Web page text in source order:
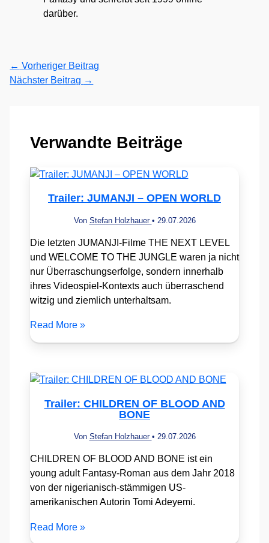
darüber.
← Vorheriger Beitrag
Nächster Beitrag →
Verwandte Beiträge
Trailer: JUMANJI – OPEN WORLD
Von Stefan Holzhauer • 29.07.2026
Die letzten JUMANJI-Filme THE NEXT LEVEL
und WELCOME TO THE JUNGLE waren ja nicht
nur Überraschungserfolge, sondern innerhalb
ihres Videospiel-Kontexts auch überraschend
witzig und ziemlich unterhaltsam.
Read More »
Trailer: CHILDREN OF BLOOD AND
BONE
Von Stefan Holzhauer • 29.07.2026
CHILDREN OF BLOOD AND BONE ist ein
young adult Fantasy-Roman aus dem Jahr 2018
von der nigerianisch-stämmigen US-
amerikanischen Autorin Tomi Adeyemi.
Read More »